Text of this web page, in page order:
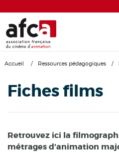
Accueil / Ressources pédagogiques /
Fiches films
Retrouvez ici la
métrages d'animation